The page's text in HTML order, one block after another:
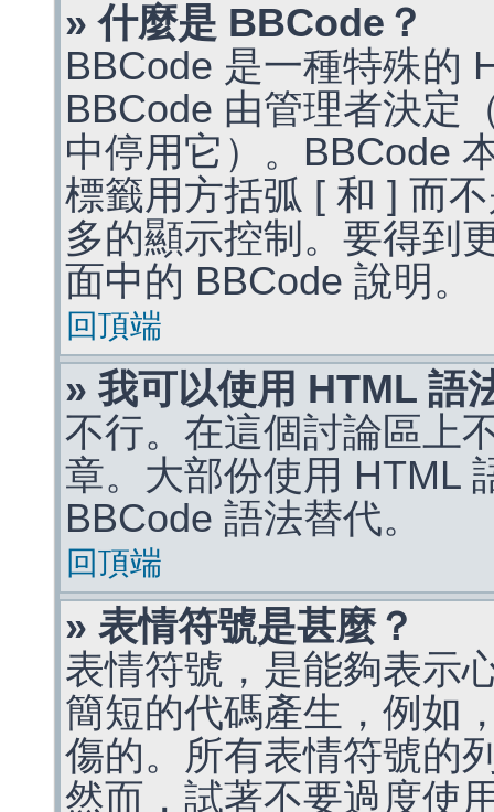
» 什麼是 BBCode？
BBCode 是一種特殊的
BBCode 由管理者決定
中停用它）。BBCode
標籤用方括弧 [ 和 ] 而
多的顯示控制。要得到
面中的 BBCode 說明。
回頂端
» 我可以使用 HTML 語
不行。在這個討論區上
章。大部份使用 HTML
BBCode 語法替代。
回頂端
» 表情符號是甚麼？
表情符號，是能夠表示
簡短的代碼產生，例如
傷的。所有表情符號的
然而，試著不要過度使